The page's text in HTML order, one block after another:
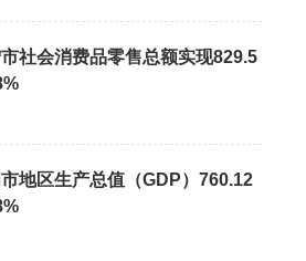
社会消费品零售总额实现829.5
地区生产总值（GDP）760.12